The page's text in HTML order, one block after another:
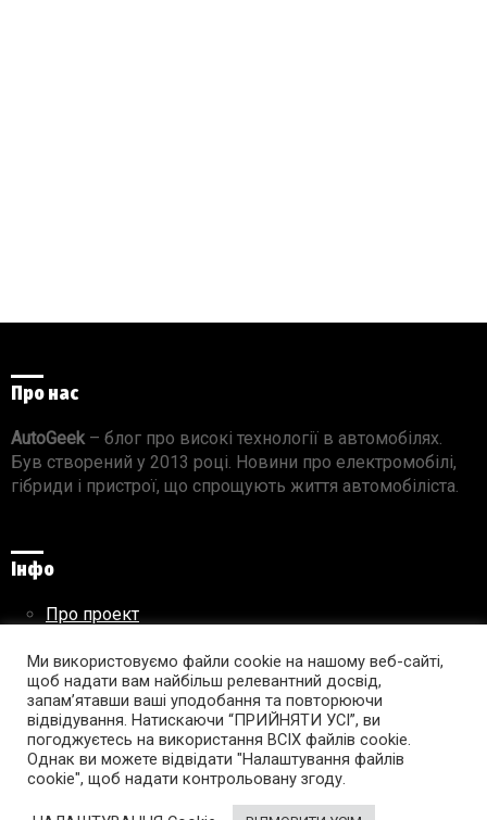
Про нас
AutoGeek– блог про високі технології в автомобілях.
Був створений у 2013 році. Новини про електромобілі,
гібриди і пристрої, що спрощують життя автомобіліста.
Інфо
Про проект
Правила використання матеріалів
Підпишись на AutoGeek!
facebooktwitter instagramyoutube tumblr linkedin
Ми використовуємо файли cookie на нашому веб-сайті,
щоб надати вам найбільш релевантний досвід,
запам’ятавши ваші уподобання та повторюючи
відвідування. Натискаючи “ПРИЙНЯТИ УСІ”, ви
погоджуєтесь на використання ВСІХ файлів cookie.
Однак ви можете відвідати "Налаштування файлів
cookie", щоб надати контрольовану згоду.